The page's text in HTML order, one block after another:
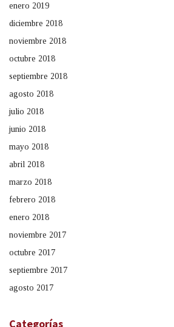
enero 2019
diciembre 2018
noviembre 2018
octubre 2018
septiembre 2018
agosto 2018
julio 2018
junio 2018
mayo 2018
abril 2018
marzo 2018
febrero 2018
enero 2018
noviembre 2017
octubre 2017
septiembre 2017
agosto 2017
Categorías